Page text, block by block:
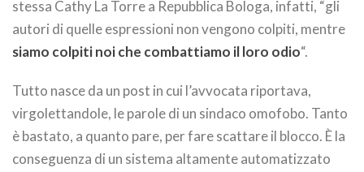
stessa Cathy La Torre a Repubblica Bologa, infatti, “gli
autori di quelle espressioni non vengono colpiti, mentre
siamo colpiti noi che combattiamo il loro odio“.
Tutto nasce da un post in cui l’avvocata riportava,
virgolettandole, le parole di un sindaco omofobo. Tanto
è bastato, a quanto pare, per fare scattare il blocco. È la
conseguenza di un sistema altamente automatizzato